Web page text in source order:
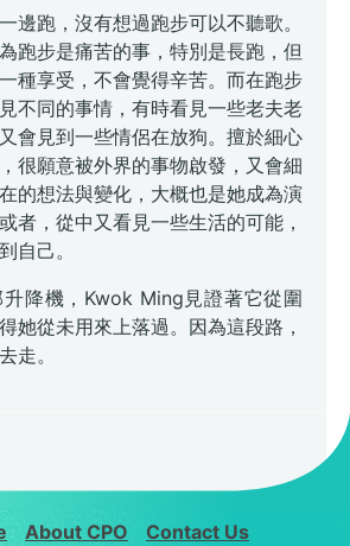
邊跑，沒有想過跑步可以不聽歌。
跑步是痛苦的事，特別是長跑，但
種享受，不會覺得辛苦。而在跑步
不同的事情，有時看見一些老夫老
會見到一些情侶在放狗。擅於細心
很願意被外界的事物啟發，又會細
的想法與變化，大概也是她成為演
者，從中又看見一些生活的可能，
自己。
降機，Kwok Ming見證著它從圍
她從未用來上落過。因為這段路，
走。
About CPO
Contact Us